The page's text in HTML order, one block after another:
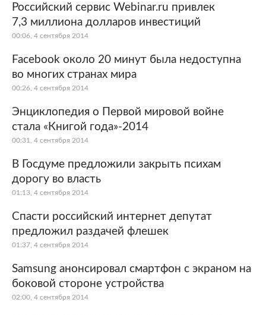
Экономика Силовые структуры
Наука и техника
Культура Интернет и СМИ
Ценности
Из жизни Среда обитания
Забота о себе
Российский сервис Webinar.ru привлек
7,3 миллиона долларов инвестиций
00:06, 4 сентября 2014
Facebook около 20 минут была недоступна
во многих странах мира
00:26, 4 сентября 2014
Энциклопедия о Первой мировой войне
стала «Книгой года»-2014
00:31, 4 сентября 2014
В Госдуме предложили закрыть психам
дорогу во власть
01:13, 4 сентября 2014
Спасти российский интернет депутат
предложил раздачей флешек
01:37, 4 сентября 2014
Samsung анонсировал смартфон с экраном на
боковой стороне устройства
02:00, 4 сентября 2014